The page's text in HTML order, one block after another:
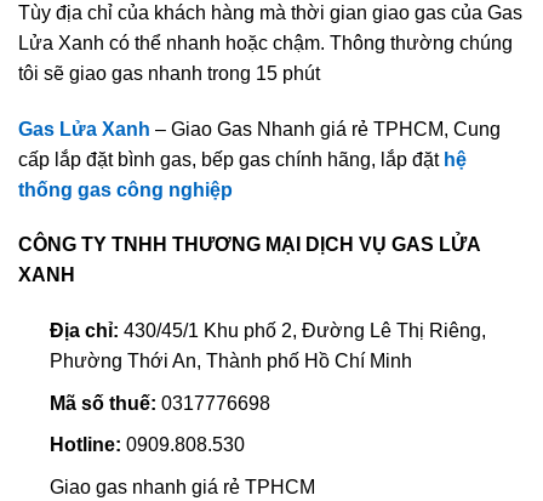
Tùy địa chỉ của khách hàng mà thời gian giao gas của Gas
Lửa Xanh có thể nhanh hoặc chậm. Thông thường chúng
tôi sẽ giao gas nhanh trong 15 phút
Gas Lửa Xanh – Giao Gas Nhanh giá rẻ TPHCM, Cung
cấp lắp đặt bình gas, bếp gas chính hãng, lắp đặt hệ
thống gas công nghiệp
CÔNG TY TNHH THƯƠNG MẠI DỊCH VỤ GAS LỬA
XANH
Địa chỉ: 430/45/1 Khu phố 2, Đường Lê Thị Riêng,
Phường Thới An, Thành phố Hồ Chí Minh
Mã số thuế: 0317776698
Hotline: 0909.808.530
Giao gas nhanh giá rẻ TPHCM